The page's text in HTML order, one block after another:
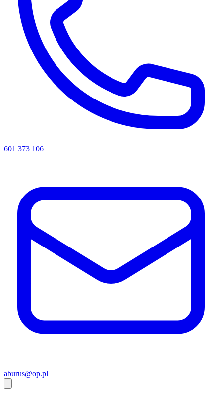
601 373 106
aburus@op.pl